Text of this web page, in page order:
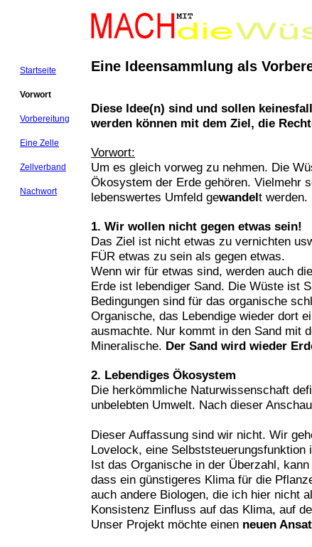
Startseite
Vorwort
Vorbereitung
Eine Zelle
Zellverband
Nachwort
Eine Ideensammlung als
Diese Idee(n) sind und sollen
werden können mit dem Ziel, die
Vorwort:
Um es gleich vorweg zu nehmen. Die
Ökosystem der Erde gehören. Vielmehr
lebenswertes Umfeld gewandelt werden.
1. Wir wollen nicht gegen etwas sein!
Das Ziel ist nicht etwas zu vernichten
FÜR etwas zu sein als gegen etwas.
Wenn wir für etwas sind, werden auch
Erde ist lebendiger Sand. Die Wüste ist
Bedingungen sind für das organische
Organische, das Lebendige wieder dort
ausmachte. Nur kommt in den Sand mit
Mineralische. Der Sand wird wieder
2. Lebendiges Ökosystem
Die herkömmliche Naturwissenschaft
unbelebten Umwelt. Nach dieser
Dieser Auffassung sind wir nicht. Wir
Lovelock, eine
Ist das Organische in der Überzahl,
dass ein günstigeres Klima für die
auch andere Biologen, die ich hier nicht
Konsistenz Einfluss auf das Klima, auf
Unser Projekt möchte einen neuen